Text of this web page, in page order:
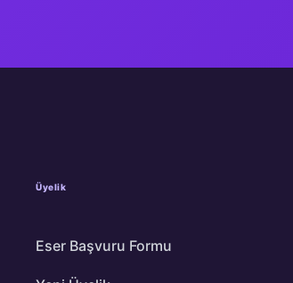
Üyelik
Eser Başvuru Formu